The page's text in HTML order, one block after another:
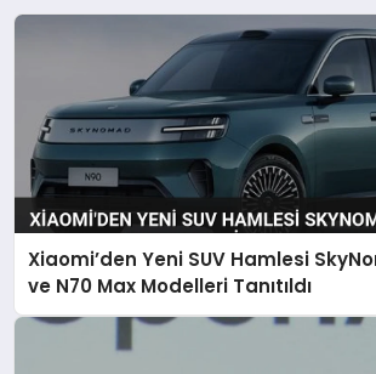
Xiaomi’den Yeni SUV Hamlesi
ve N70 Max Modelleri Tanıtıldı